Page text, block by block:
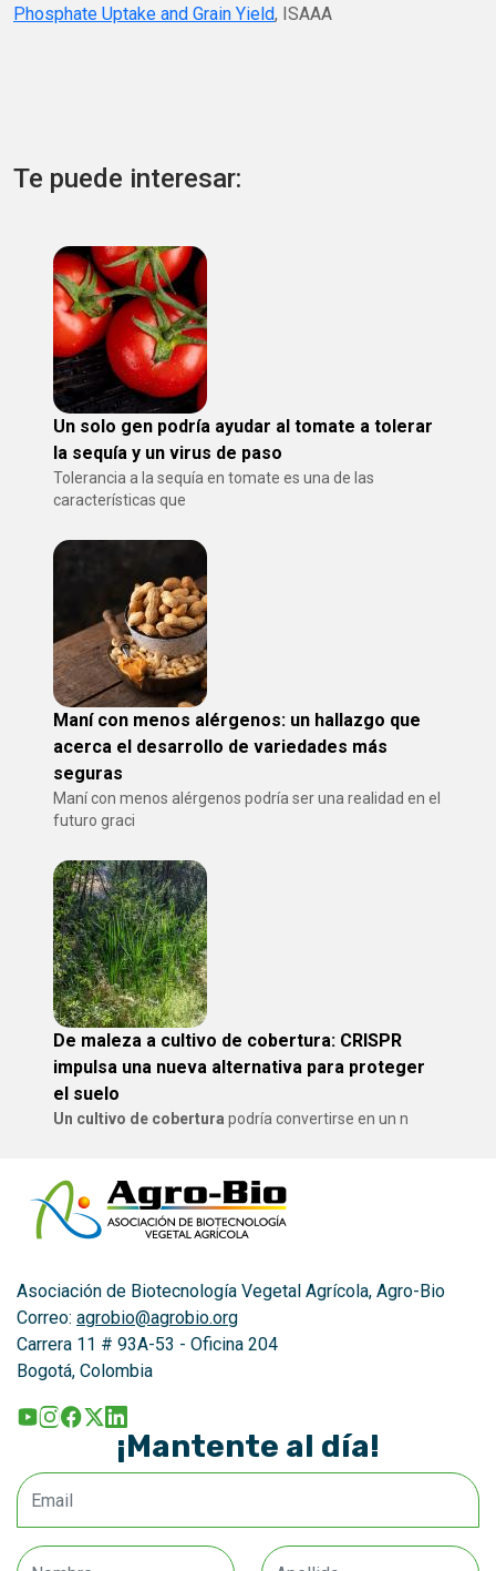
Phosphate Uptake and Grain Yield, ISAAA
Te puede interesar:
Un solo gen podría ayudar al tomate a tolerar
la sequía y un virus de paso
Tolerancia a la sequía en tomate es una de las
características que
Maní con menos alérgenos: un hallazgo que
acerca el desarrollo de variedades más
seguras
Maní con menos alérgenos podría ser una realidad en el
futuro graci
De maleza a cultivo de cobertura: CRISPR
impulsa una nueva alternativa para proteger
el suelo
Un cultivo de cobertura podría convertirse en un n
Asociación de Biotecnología Vegetal Agrícola, Agro-Bio
Correo: agrobio@agrobio.org
Carrera 11 # 93A-53 - Oficina 204
Bogotá, Colombia
¡Mantente al día!
Email
Nombre Apellido